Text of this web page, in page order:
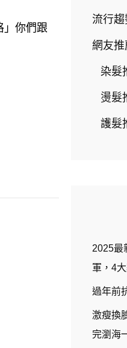
」你們跟
流行趨
網友推
染髮
燙髮
護髮
2025最
軍，4
過年前
激瘦換
完瀏海